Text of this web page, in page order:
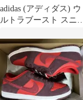
adidas (アディダス) ウ
ルトラブースト スニ